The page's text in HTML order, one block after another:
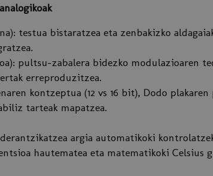
testua bistaratzea eta zenbakizko
pultsu-zabalera bidezko modulazioaren
erreproduzitzea.
kontzeptua (12 vs 16 bit), Dodo
tarteak mapatzea.
argia automatikoki
hautematea eta matematikoki Celsius